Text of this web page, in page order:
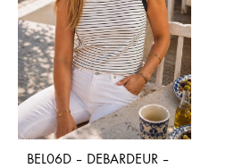
BEL06D – DEBARDEUR –